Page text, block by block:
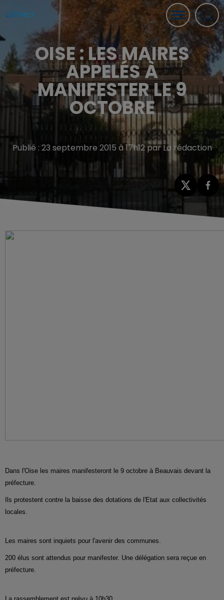
OISE : LES MAIRES
APPELÉS À
MANIFESTER LE 9
OCTOBRE
Publié : 23 septembre 2015 à 17h12 par La rédaction
Dans l'Oise les maires manifesteront le 9 octobre à Beauvais devant la
préfecture.
Ils protestent contre la baisse des dotations de l'Etat aux collectivités
locales.
Les maires sont inquiets pour l'avenir des communes.
200 élus sont attendus pour manifester. Une délégation sera reçue en
préfecture.
La rassemblement est prévu à 10h30.